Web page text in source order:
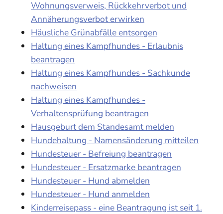
Wohnungsverweis, Rückkehrverbot und
Annäherungsverbot erwirken
Häusliche Grünabfälle entsorgen
Haltung eines Kampfhundes - Erlaubnis
beantragen
Haltung eines Kampfhundes - Sachkunde
nachweisen
Haltung eines Kampfhundes -
Verhaltensprüfung beantragen
Hausgeburt dem Standesamt melden
Hundehaltung - Namensänderung mitteilen
Hundesteuer - Befreiung beantragen
Hundesteuer - Ersatzmarke beantragen
Hundesteuer - Hund abmelden
Hundesteuer - Hund anmelden
Kinderreisepass - eine Beantragung ist seit 1.